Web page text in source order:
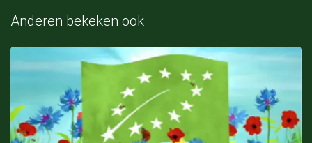
Anderen bekeken ook